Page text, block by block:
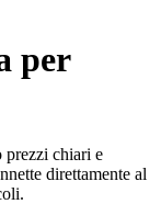
per
prezzi chiari e
direttamente al